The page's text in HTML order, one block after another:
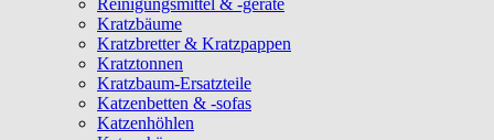
Reinigungsmittel & -geräte
Kratzbäume
Kratzbretter & Kratzpappen
Kratztonnen
Kratzbaum-Ersatzteile
Katzenbetten & -sofas
Katzenhöhlen